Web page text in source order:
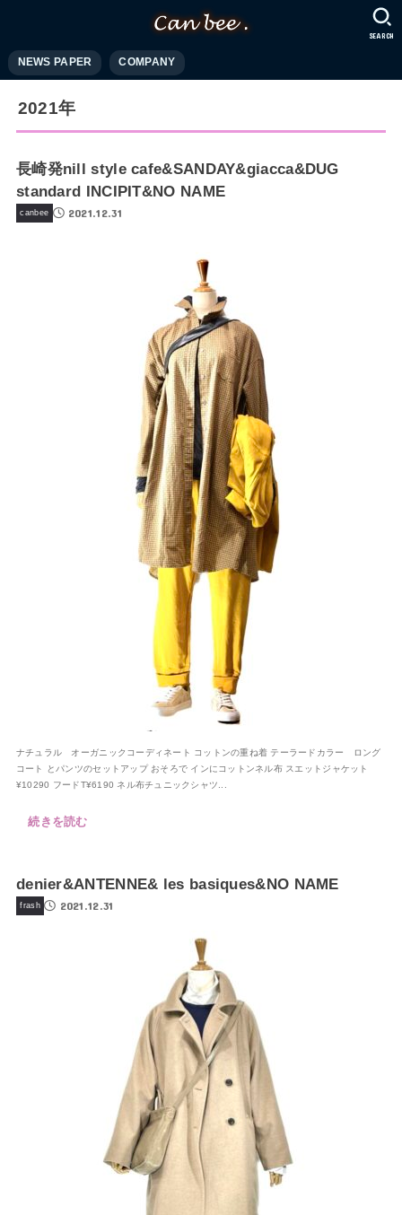
NEWS PAPER COMPANY
SEARCH
2021年
長崎発nill style cafe&SANDAY&giacca&DUG
standard INCIPIT&NO NAME
canbee 2021.12.31
ナチュラル オーガニックコーディネート コットンの重ね着 テーラードカラー ロング
コート とパンツのセットアップ おそろで インにコットンネル布 スエットジャケット
¥10290 フードT¥6190 ネル布チュニックシャツ...
続きを読む
denier&ANTENNE& les basiques&NO NAME
frash 2021.12.31